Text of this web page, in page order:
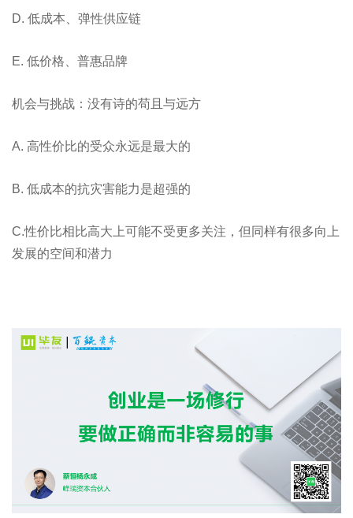
D. 低成本、弹性供应链
E. 低价格、普惠品牌
机会与挑战：没有诗的苟且与远方
A. ⾼性价⽐的受众永远是最⼤的
B. 低成本的抗灾害能⼒是超强的
C.性价比相比高大上可能不受更多关注，但同样有很多向上
发展的空间和潜力